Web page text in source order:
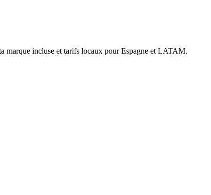
marque incluse et tarifs locaux pour Espagne et LATAM.